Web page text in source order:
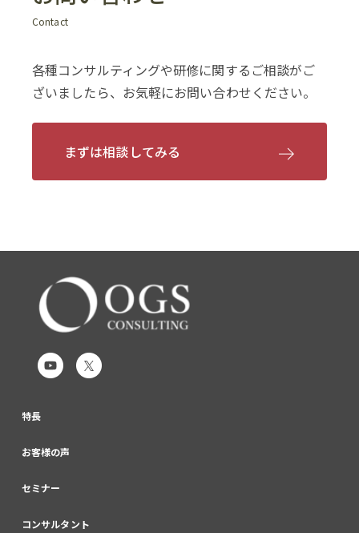
Contact
各種コンサルティングや研修に関するご相談がご
ざいましたら、お気軽にお問い合わせください。
まずは相談してみる
特長
お客様の声
セミナー
コンサルタント